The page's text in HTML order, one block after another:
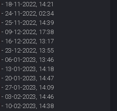
- 18-11-2022, 14:21
- 24-11-2022, 02:34
- 25-11-2022, 14:39
- 09-12-2022, 17:38
- 16-12-2022, 13:17
- 23-12-2022, 13:55
- 06-01-2023, 13:46
- 13-01-2023, 14:18
- 20-01-2023, 14:47
- 27-01-2023, 14:09
- 03-02-2023, 14:46
- 10-02-2023, 14:38